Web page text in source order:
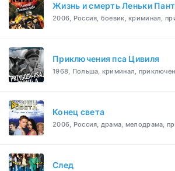
Жизнь и смерть Леньки
2006, Россия, боевик, криминал,
Приключения пса Цивиля
1968, Польша, криминал,
Конец света
2006, Россия, драма, мелодрама,
След